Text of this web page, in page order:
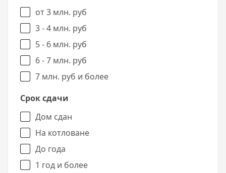
от 3 млн. руб
3 - 4 млн. руб
5 - 6 млн. руб
6 - 7 млн. руб
7 млн. руб и более
Срок сдачи
Дом сдан
На котловане
До года
1 год и более